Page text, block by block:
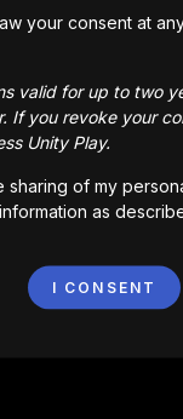
Egg
your consent at
valid for up to two
If you revoke your
Unity Play.
sharing of my
as
I CONSENT